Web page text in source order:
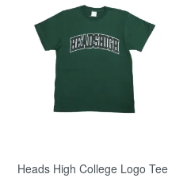
Heads High College Logo Tee